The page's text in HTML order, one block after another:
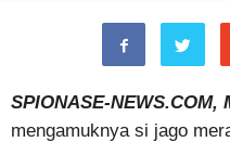
SPIONASE-NEWS.COM,
mengamuknya si jago